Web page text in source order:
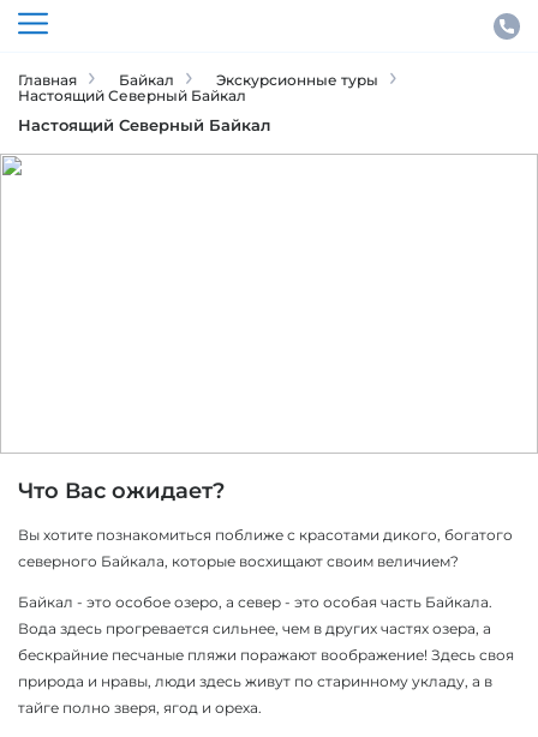
Главная Байкал
Экскурсионные туры
Настоящий Северный Байкал
Настоящий Северный Байкал
Что Вас ожидает?
Вы хотите познакомиться поближе с красотами дикого, богатого
северного Байкала, которые восхищают своим величием?
Байкал - это особое озеро, а север - это особая часть Байкала.
Вода здесь прогревается сильнее, чем в других частях озера, а
бескрайние песчаные пляжи поражают воображение! Здесь своя
природа и нравы, люди здесь живут по старинному укладу, а в
тайге полно зверя, ягод и ореха.